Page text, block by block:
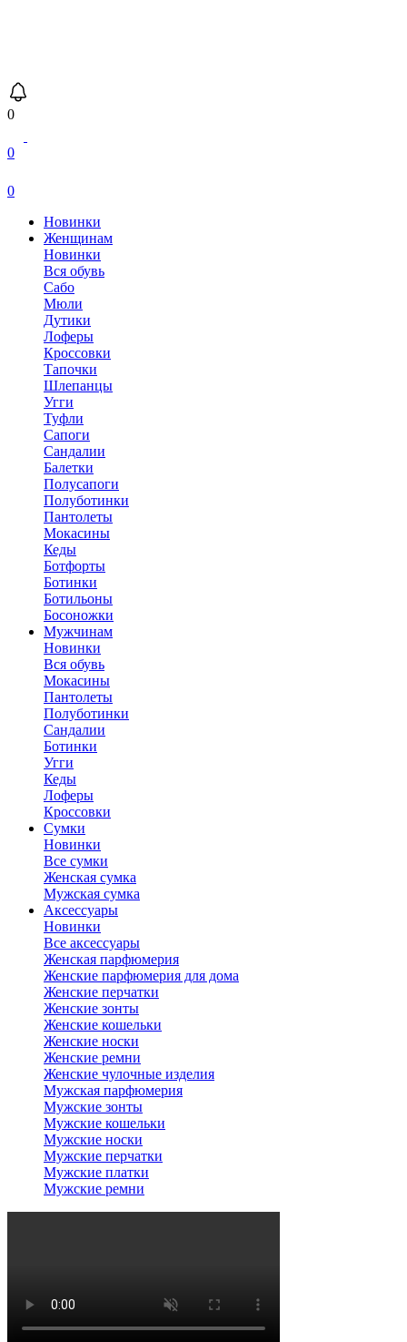
0
0
0
Новинки
Женщинам
Новинки
Вся обувь
Сабо
Мюли
Дутики
Лоферы
Кроссовки
Тапочки
Шлепанцы
Угги
Туфли
Сапоги
Сандалии
Балетки
Полусапоги
Полуботинки
Пантолеты
Мокасины
Кеды
Ботфорты
Ботинки
Ботильоны
Босоножки
Мужчинам
Новинки
Вся обувь
Мокасины
Пантолеты
Полуботинки
Сандалии
Ботинки
Угги
Кеды
Лоферы
Кроссовки
Сумки
Новинки
Все сумки
Женская сумка
Мужская сумка
Аксессуары
Новинки
Все аксессуары
Женская парфюмерия
Женские парфюмерия для дома
Женские перчатки
Женские зонты
Женские кошельки
Женские носки
Женские ремни
Женские чулочные изделия
Мужская парфюмерия
Мужские зонты
Мужские кошельки
Мужские носки
Мужские перчатки
Мужские платки
Мужские ремни